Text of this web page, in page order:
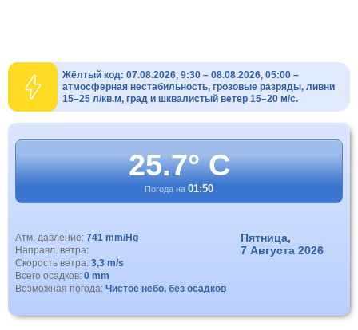
Жёлтый код: 07.08.2026, 9:30 – 08.08.2026, 05:00 –
атмосферная нестабильность, грозовые разряды, ливни
15–25 л/кв.м, град и шквалистый ветер 15–20 м/с.
25.7° C
Погода на 01:50
Атм. давление: 741 mm/Hg
Направл. ветра:
Скорость ветра: 3,3 m/s
Всего осадков: 0 mm
Возможная погода: Чистое небо, без осадков
Пятница,
7 Августа 2026